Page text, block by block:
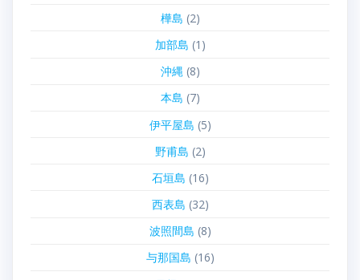
樺島 (2)
加部島 (1)
沖縄(8)
本島 (7)
伊平屋島 (5)
野甫島 (2)
石垣島 (16)
西表島 (32)
波照間島 (8)
与那国島 (16)